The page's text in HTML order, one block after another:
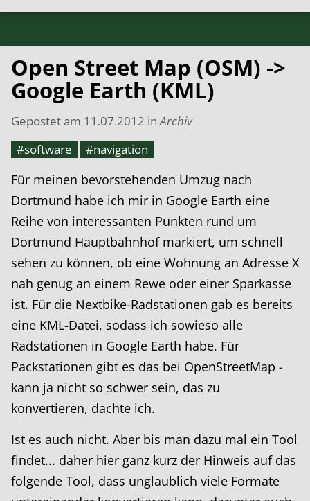
Open Street Map (OSM) ->
Google Earth (KML)
Gepostet am 11.07.2012 inArchiv
#software
#navigation
Für meinen bevorstehenden Umzug nach
Dortmund habe ich mir in Google Earth eine
Reihe von interessanten Punkten rund um
Dortmund Hauptbahnhof markiert, um schnell
sehen zu können, ob eine Wohnung an Adresse X
nah genug an einem Rewe oder einer Sparkasse
ist. Für die Nextbike-Radstationen gab es bereits
eine KML-Datei, sodass ich sowieso alle
Radstationen in Google Earth habe. Für
Packstationen gibt es das bei OpenStreetMap -
kann ja nicht so schwer sein, das zu
konvertieren, dachte ich.
Ist es auch nicht. Aber bis man dazu mal ein Tool
findet... daher hier ganz kurz der Hinweis auf das
folgende Tool, dass unglaublich viele Formate